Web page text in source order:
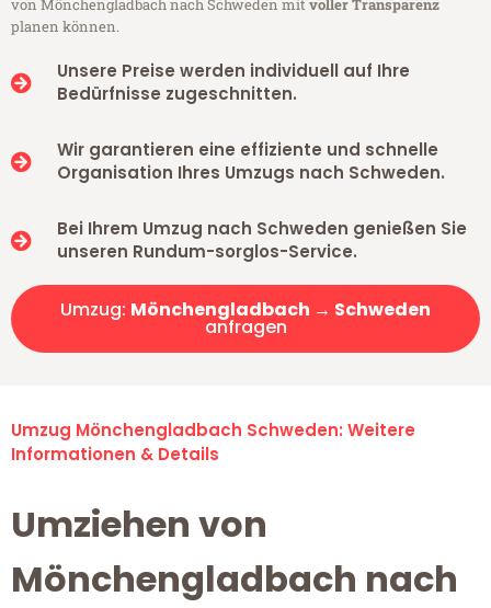
von Mönchengladbach nach Schweden mitvoller Transparenz
planen können.
Unsere Preise werden individuell auf Ihre
Bedürfnisse zugeschnitten.
Wir garantieren eine effiziente und schnelle
Organisation Ihres Umzugs nach Schweden.
Bei Ihrem Umzug nach Schweden genießen Sie
unseren Rundum-sorglos-Service.
Umzug: Mönchengladbach → Schweden
anfragen
Umzug Mönchengladbach Schweden: Weitere
Informationen & Details
Umziehen von
Mönchengladbach nach